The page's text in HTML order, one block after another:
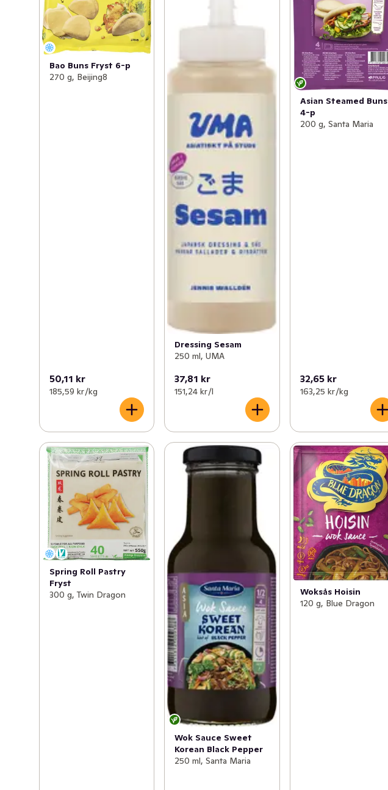
Bao Buns Fryst 6-p
270 g, Beijing8
50,11 kr
185,59 kr /kg
Dressing Sesam
250 ml, UMA
37,81 kr
151,24 kr /l
Asian Steamed Buns
4-p
200 g, Santa Maria
32,65 kr
163,25 kr /kg
Spring Roll Pastry
Fryst
300 g, Twin Dragon
Wok Sauce Sweet
Korean Black Pepper
250 ml, Santa Maria
Woksås Hoisin
120 g, Blue Dragon